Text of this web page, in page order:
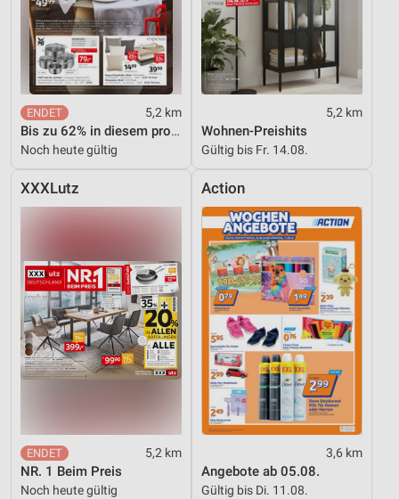
5,2 km
Bis zu 62% in diesem prospekt
Noch heute gültig
5,2 km
Wohnen-Preishits
Gültig bis Fr. 14.08.
XXXLutz
5,2 km
NR. 1 Beim Preis
Noch heute gültig
Action
3,6 km
Angebote ab 05.08.
Gültig bis Di. 11.08.